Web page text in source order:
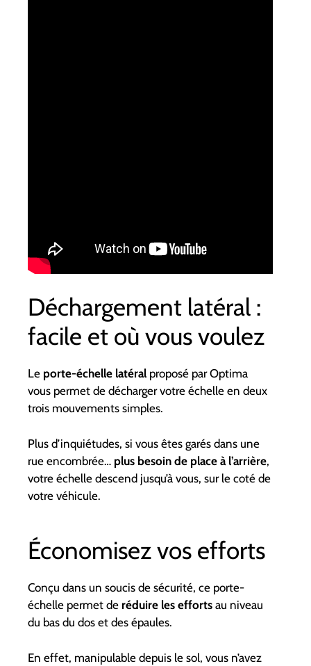
Déchargement latéral :
facile et où vous voulez
Le porte-échelle latéral proposé par Optima
vous permet de décharger votre échelle en deux
trois mouvements simples.
Plus d’inquiétudes, si vous êtes garés dans une
rue encombrée… plus besoin de place à l’arrière,
votre échelle descend jusqu’à vous, sur le coté de
votre véhicule.
Économisez vos efforts
Conçu dans un soucis de sécurité, ce porte-
échelle permet de réduire les efforts au niveau
du bas du dos et des épaules.
En effet, manipulable depuis le sol, vous n’avez